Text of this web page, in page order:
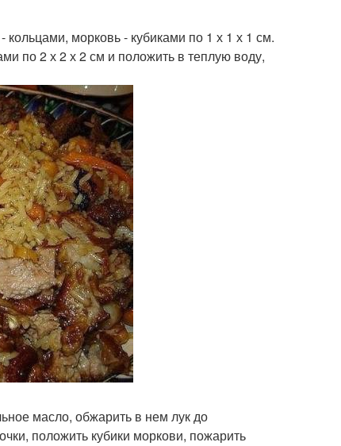
морковь - кубиками по 1 х 1 х 1 см.
по 2 х 2 х 2 см и положить в теплую воду,
масло, обжарить в нем лук до
положить кубики моркови, пожарить